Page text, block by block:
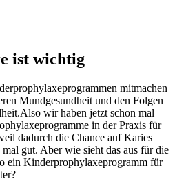
ist wichtig
mitmachen
Mundgesundheit und den Folgen
wir haben jetzt schon mal
in der Praxis für
dadurch die Chance auf Karies
gut. Aber wie sieht das aus für die
ein Kinderprophylaxeprogramm für